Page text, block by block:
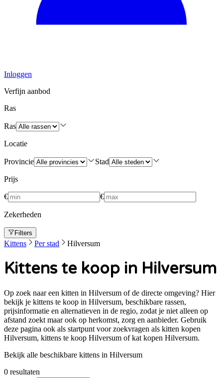
Inloggen
Verfijn aanbod
Ras
Ras
Locatie
Provincie Stad
Prijs
€ €
Zekerheden
Filters
Kittens Per stad Hilversum
Kittens te koop in Hilversum
Op zoek naar een kitten in Hilversum of de directe omgeving? Hier
bekijk je kittens te koop in Hilversum, beschikbare rassen,
prijsinformatie en alternatieven in de regio, zodat je niet alleen op
afstand zoekt maar ook op herkomst, zorg en aanbieder. Gebruik
deze pagina ook als startpunt voor zoekvragen als kitten kopen
Hilversum, kittens te koop Hilversum of kat kopen Hilversum.
Bekijk alle beschikbare kittens in Hilversum
0 resultaten